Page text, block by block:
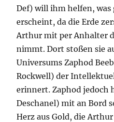
Def) will ihm helfen,
erscheint, da die Erde
Arthur mit per Anhalter
nimmt. Dort stoßen sie
Universums Zaphod
Rockwell) der
erinnert. Zaphod jedoch
Deschanel) mit an Bord
Herz aus Gold, die